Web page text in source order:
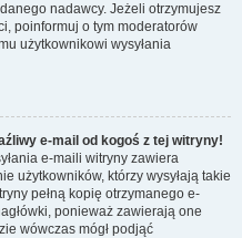
nadawcy. Jeżeli otrzymujesz
poinformuj o tym moderatorów
użytkownikowi wysyłania
e-mail od kogoś z tej witryny!
e-maili witryny zawiera
użytkowników, którzy wysyłają takie
pełną kopię otrzymanego e-
ponieważ zawierają one
wówczas mógł podjąć